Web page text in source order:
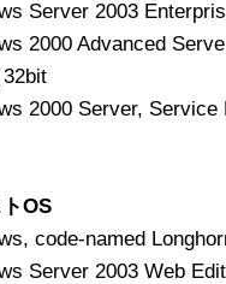
Server 2003
2000 Advanced
2000 Server,
OS
code-named
Server 2003 Web